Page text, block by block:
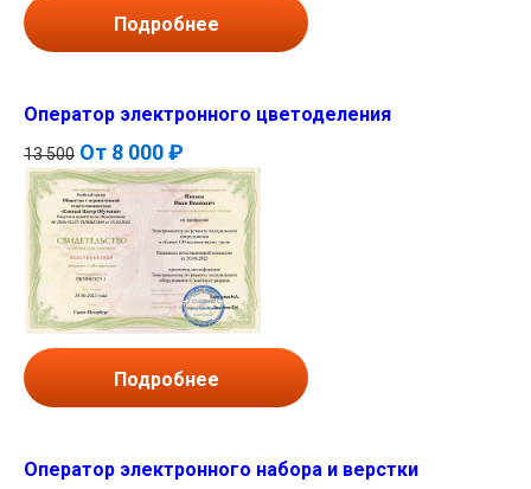
Подробнее
Оператор электронного цветоделения
13 500 От 8 000 ₽
Подробнее
Оператор электронного набора и верстки